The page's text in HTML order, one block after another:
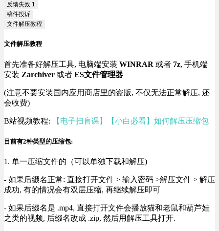
反馈失效 1
稿件投诉
文件解压教程
文件解压教程
首先准备好解压工具, 电脑端安装 WINRAR 或者 7z, 手机端
安装 Zarchiver 或者 ES文件管理器
(注意不要安装国内应用商店里的盗版, 不仅无法正常解压, 还
会收费)
B站视频教程: 【电子扫盲课】【小白必看】如何解压压缩包
目前有2种类型的压缩包:
1. 单一压缩文件的（可以单独下载和解压)
- 如果后缀名正常: 直接打开文件 > 输入密码 >解压文件 > 解压
成功, 有的情况会有双层压缩, 再继续解压即可
- 如果后缀名是 .mp4, 直接打开文件会播放猫和老鼠和葫芦娃
之类的视频, 后缀名改成 .zip, 然后用解压工具打开.